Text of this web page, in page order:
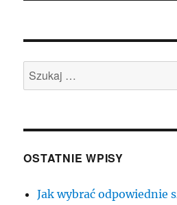
Szukaj:
OSTATNIE WPISY
Jak wybrać odpowiednie